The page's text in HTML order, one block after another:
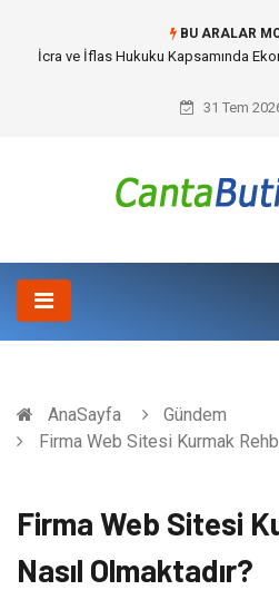
BU ARALAR
Cybersecurity Solutions (Siber
31 Tem
AnaSayfa
Gündem
Firma Web Sitesi Kurmak
Firma Web Sitesi
Nasıl Olmaktadır?